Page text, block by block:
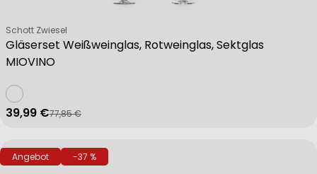
Gläserset Weißweinglas, Rotweinglas, Sektglas
MIOVINO
Verkäufer:
Schott Zwiesel
Verkaufspreis
39,99 €
Regulärer Preis
77,85 €
Angebot -37 %